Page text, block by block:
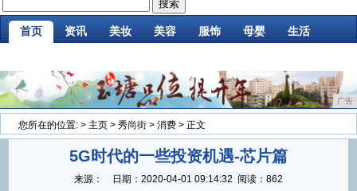
首页 资讯 美妆 美容 服饰 母婴 生活
广告
您所在的位置: > 主页 > 秀尚街 > 消费 > 正文
5G时代的一些投资机遇-芯片篇
来源： 日期： 2020-04-01 09:14:32 阅读：862